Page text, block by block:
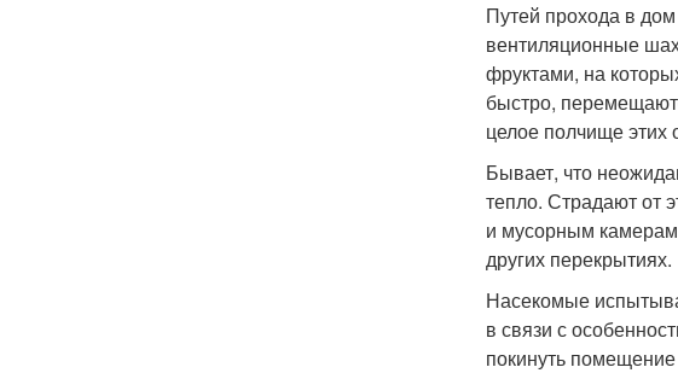
Путей прохода в
вентиляционные
фруктами, на
быстро,
целое полчище этих
Бывает, что
тепло. Страдают от
и мусорным
других перекрытиях.
Насекомые
в связи с
покинуть